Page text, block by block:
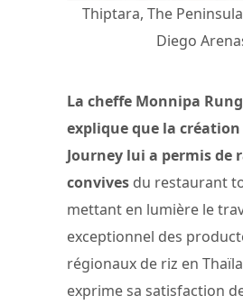
Thiptara, The
Diego
La cheffe Monnipa
explique que la création
Journey lui a permis de
convives du restaurant
mettant en lumière le
exceptionnel des
régionaux de riz en
exprime sa satisfaction